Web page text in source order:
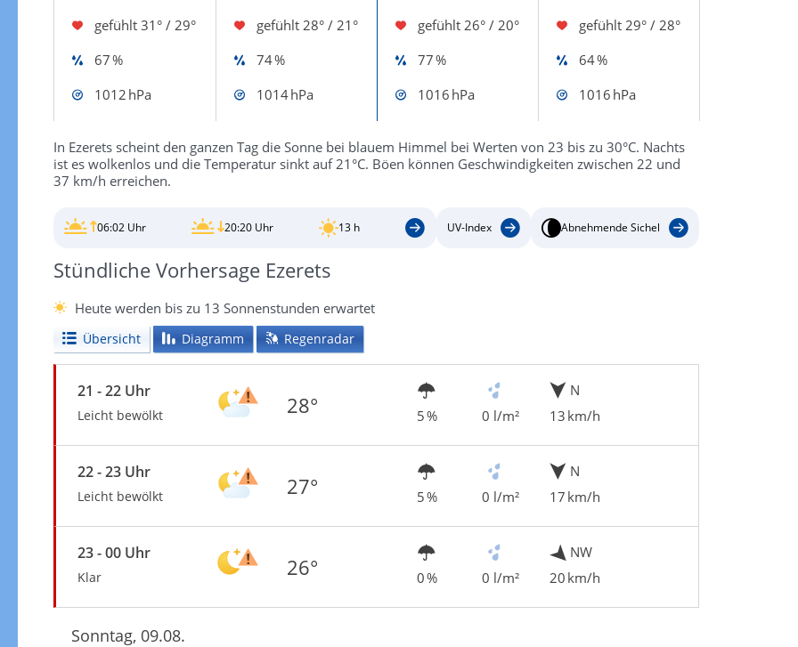
gefühlt 31° / 29° gefühlt 28° / 21° gefühlt 26° / 20° gefühlt 29° / 28°
67 %
74 % 77 %
64 %
1012 hPa
1014 hPa 1016 hPa 1016 hPa
In Ezerets scheint den ganzen Tag die Sonne bei blauem Himmel bei Werten von 23 bis zu 30°C. Nachts
ist es wolkenlos und die Temperatur sinkt auf 21°C. Böen können Geschwindigkeiten zwischen 22 und
37 km/h erreichen.
06:02 Uhr 20:20 Uhr 13 h UV-Index Abnehmende Sichel
Stündliche Vorhersage Ezerets
Heute werden bis zu 13 Sonnenstunden erwartet
Übersicht Diagramm Regenradar
21 - 22 Uhr
Leicht bewölkt 28° 5 % 0 l/m²
N
13 km/h
22 - 23 Uhr
Leicht bewölkt 27° 5 % 0 l/m²
N
17 km/h
23 - 00 Uhr
Klar 26° 0 % 0 l/m²
NW
20 km/h
Sonntag, 09.08.